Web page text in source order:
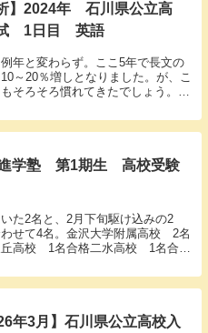
】2024年 石川県公立高
1日目 英語
年と変わらず。ここ5年で長文の
～20％増しとなりました。が、こ
そろそろ慣れてきたでしょう。問
】例年通りABC3問構成。A：正誤
質問の答えを絵から選ぶ問題C：2
学塾 第1期生 高校受験
た2名と、2月下旬駆け込みの2
せて4名。金沢大学附属高校 2名
丘高校 1名合格二水高校 1名合格
泉丘高校の合格発表に行ってきま
関の近くに、受験生のお父さんと
年3月】石川県公立高校入